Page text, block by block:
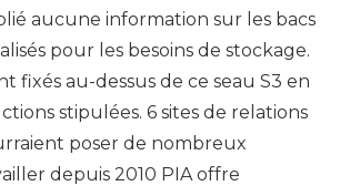
aucune information sur les bacs
pour les besoins de stockage.
fixés au-dessus de ce seau S3 en
stipulées. 6 sites de relations
poser de nombreux
depuis 2010 PIA offre